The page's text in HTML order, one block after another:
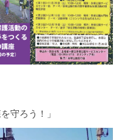
守ろう！」